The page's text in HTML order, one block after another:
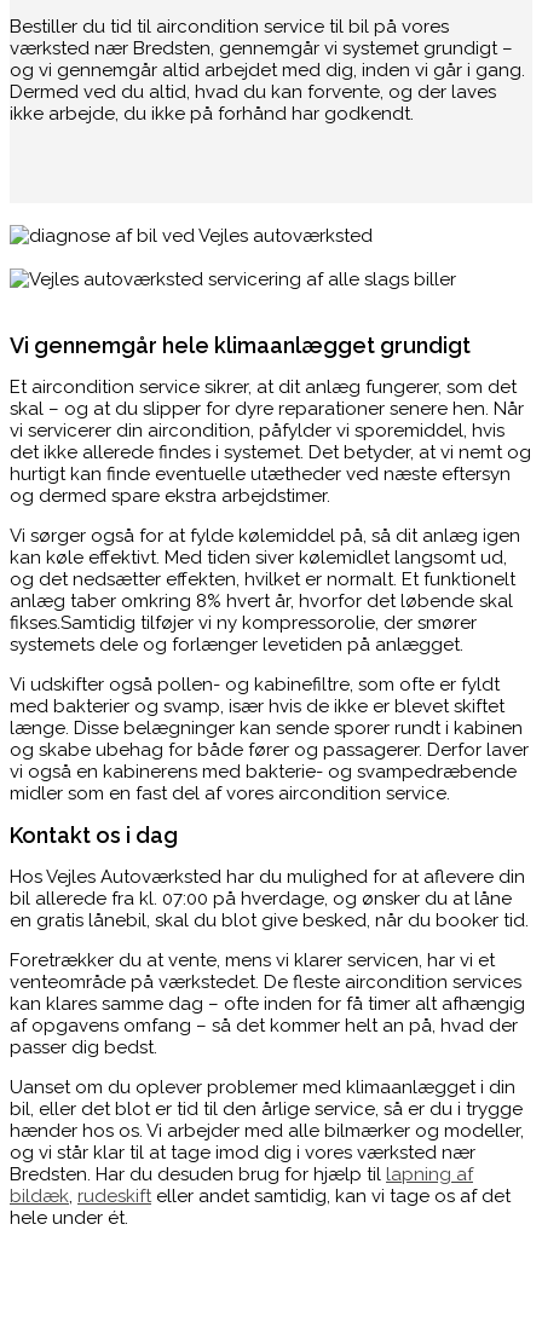
Bestiller du tid til aircondition service til bil på vores
værksted nær Bredsten, gennemgår vi systemet grundigt –
og vi gennemgår altid arbejdet med dig, inden vi går i gang.
Dermed ved du altid, hvad du kan forvente, og der laves
ikke arbejde, du ikke på forhånd har godkendt.
Vi gennemgår hele klimaanlægget grundigt
Et aircondition service sikrer, at dit anlæg fungerer, som det
skal – og at du slipper for dyre reparationer senere hen. Når
vi servicerer din aircondition, påfylder vi sporemiddel, hvis
det ikke allerede findes i systemet. Det betyder, at vi nemt og
hurtigt kan finde eventuelle utætheder ved næste eftersyn
og dermed spare ekstra arbejdstimer.
Vi sørger også for at fylde kølemiddel på, så dit anlæg igen
kan køle effektivt. Med tiden siver kølemidlet langsomt ud,
og det nedsætter effekten, hvilket er normalt. Et funktionelt
anlæg taber omkring 8% hvert år, hvorfor det løbende skal
fikses.Samtidig tilføjer vi ny kompressorolie, der smører
systemets dele og forlænger levetiden på anlægget.
Vi udskifter også pollen- og kabinefiltre, som ofte er fyldt
med bakterier og svamp, især hvis de ikke er blevet skiftet
længe. Disse belægninger kan sende sporer rundt i kabinen
og skabe ubehag for både fører og passagerer. Derfor laver
vi også en kabinerens med bakterie- og svampedræbende
midler som en fast del af vores aircondition service.
Kontakt os i dag
Hos Vejles Autoværksted har du mulighed for at aflevere din
bil allerede fra kl. 07:00 på hverdage, og ønsker du at låne
en gratis lånebil, skal du blot give besked, når du booker tid.
Foretrækker du at vente, mens vi klarer servicen, har vi et
venteområde på værkstedet. De fleste aircondition services
kan klares samme dag – ofte inden for få timer alt afhængig
af opgavens omfang – så det kommer helt an på, hvad der
passer dig bedst.
Uanset om du oplever problemer med klimaanlægget i din
bil, eller det blot er tid til den årlige service, så er du i trygge
hænder hos os. Vi arbejder med alle bilmærker og modeller,
og vi står klar til at tage imod dig i vores værksted nær
Bredsten. Har du desuden brug for hjælp til lapning af
bildæk, rudeskifteller andet samtidig, kan vi tage os af det
hele under ét.